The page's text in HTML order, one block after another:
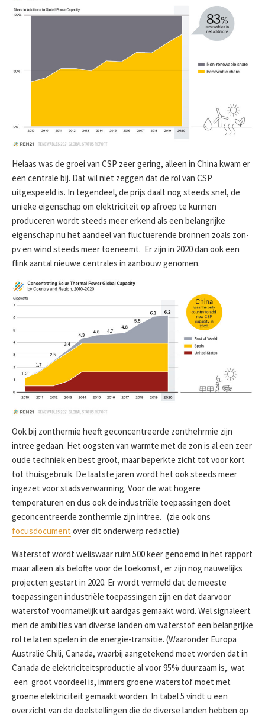
Helaas was de groei van CSP zeer gering, alleen in China kwam er
een centrale bij. Dat wil niet zeggen dat de rol van CSP
uitgespeeld is. In tegendeel, de prijs daalt nog steeds snel, de
unieke eigenschap om elektriciteit op afroep te kunnen
produceren wordt steeds meer erkend als een belangrijke
eigenschap nu het aandeel van fluctuerende bronnen zoals zon-
pv en wind steeds meer toeneemt. Er zijn in 2020 dan ook een
flink aantal nieuwe centrales in aanbouw genomen.
Ook bij zonthermie heeft geconcentreerde zonthehrmie zijn
intree gedaan. Het oogsten van warmte met de zon is al een zeer
oude techniek en best groot, maar beperkte zicht tot voor kort
tot thuisgebruik. De laatste jaren wordt het ook steeds meer
ingezet voor stadsverwarming. Voor de wat hogere
temperaturen en dus ook de industriële toepassingen doet
geconcentreerde zonthermie zijn intree. (zie ook ons
focusdocument over dit onderwerp redactie)
Waterstof wordt weliswaar ruim 500 keer genoemd in het rapport
maar alleen als belofte voor de toekomst, er zijn nog nauwelijks
projecten gestart in 2020. Er wordt vermeld dat de meeste
toepassingen industriële toepassingen zijn en dat daarvoor
waterstof voornamelijk uit aardgas gemaakt word. Wel signaleert
men de ambities van diverse landen om waterstof een belangrijke
rol te laten spelen in de energie-transitie. (Waaronder Europa
Australië Chili, Canada, waarbij aangetekend moet worden dat in
Canada de elektriciteitsproductie al voor 95% duurzaam is,. wat
een groot voordeel is, immers groene waterstof moet met
groene elektriciteit gemaakt worden. In tabel 5 vindt u een
overzicht van de doelstellingen die de diverse landen hebben op